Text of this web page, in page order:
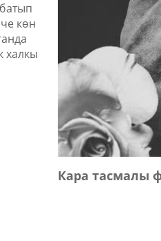
көн
халкы
Кара тасмалы